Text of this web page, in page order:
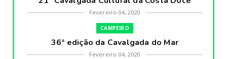
Fevereiro 04, 2020
CAMPEIRO
36ª edição da Cavalgada do Mar
Fevereiro 04, 2020